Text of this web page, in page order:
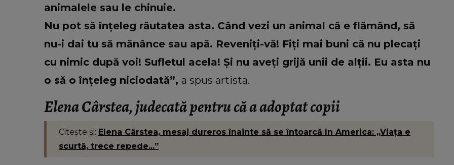
animalele sau le chinuie.
Nu pot să înțeleg răutatea asta. Când vezi un animal că e flămând, să
nu-i dai tu să mănânce sau apă. Reveniți-vă! Fiți mai buni că nu plecați
cu nimic după voi! Sufletul acela! Și nu aveți grijă unii de alții. Eu asta nu
o să o înțeleg niciodată”, a spus artista.
Elena Cârstea, judecată pentru că a adoptat copii
Citește și: Elena Cârstea, mesaj dureros înainte să se întoarcă în America: „Viața e
scurtă, trece repede...”